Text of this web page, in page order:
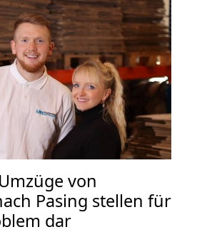
von
Pasing stellen für
dar